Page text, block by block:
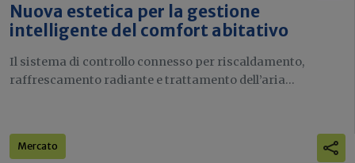
Nuova estetica per la gestione
intelligente del comfort abitativo
Il sistema di controllo connesso per riscaldamento,
raffrescamento radiante e trattamento dell’aria...
Mercato